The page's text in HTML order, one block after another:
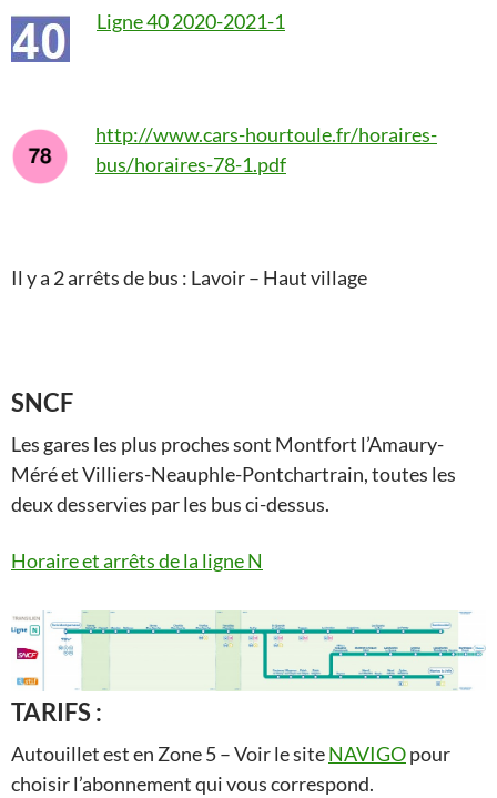
Ligne 40 2020-2021-1
http://www.cars-hourtoule.fr/horaires-
bus/horaires-78-1.pdf
Il y a 2 arrêts de bus : Lavoir – Haut village
SNCF
Les gares les plus proches sont Montfort l’Amaury-
Méré et Villiers-Neauphle-Pontchartrain, toutes les
deux desservies par les bus ci-dessus.
Horaire et arrêts de la ligne N
TARIFS :
Autouillet est en Zone 5 – Voir le siteNAVIGOpour
choisir l’abonnement qui vous correspond.